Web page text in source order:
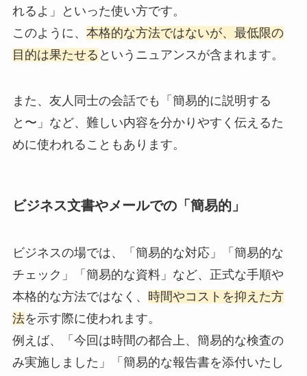
れるよ」といった使い方です。
このように、 本格的な方法ではないが、最低限の
目的は果たせる というニュアンスが含まれます。
また、友人同士の会話でも「簡易的に説明する
と〜」など、難しい内容を分かりやすく伝えるた
めに使われることもあります。
ビジネス文書やメールでの「簡易的」
ビジネスの場では、「簡易的な対応」「簡易的な
チェック」「簡易的な資料」など、正式な手順や
本格的な方法ではなく、 時間やコストを抑えた方
法を示す際に使われます。
例えば、「今回は時間の都合上、簡易的な検査の
み実施しました」「簡易的な報告書を添付いたし